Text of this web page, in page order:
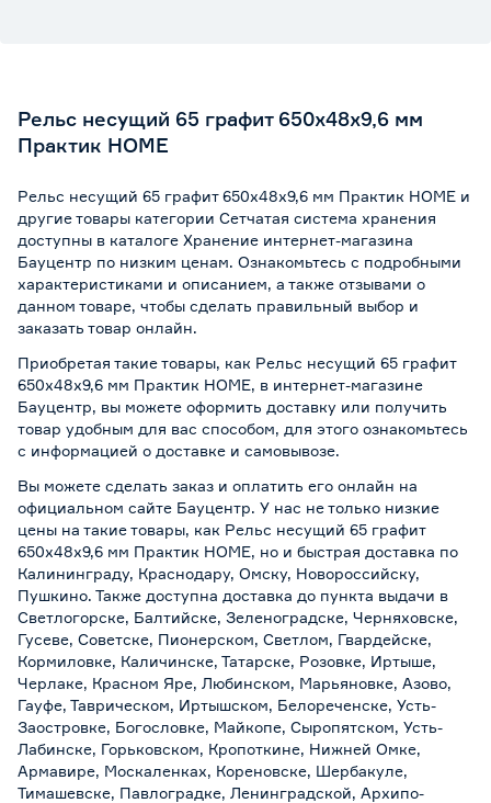
Рельс несущий 65 графит 650х48x9,6 мм
Практик HOME
Рельс несущий 65 графит 650х48x9,6 мм Практик HOME и
другие товары категории Сетчатая система хранения
доступны в каталоге Хранение интернет-магазина
Бауцентр по низким ценам. Ознакомьтесь с подробными
характеристиками и описанием, а также отзывами о
данном товаре, чтобы сделать правильный выбор и
заказать товар онлайн.
Приобретая такие товары, как Рельс несущий 65 графит
650х48x9,6 мм Практик HOME, в интернет-магазине
Бауцентр, вы можете оформить доставку или получить
товар удобным для вас способом, для этого ознакомьтесь
с информацией о доставке и самовывозе.
Вы можете сделать заказ и оплатить его онлайн на
официальном сайте Бауцентр. У нас не только низкие
цены на такие товары, как Рельс несущий 65 графит
650х48x9,6 мм Практик HOME, но и быстрая доставка по
Калининграду, Краснодару, Омску, Новороссийску,
Пушкино. Также доступна доставка до пункта выдачи в
Светлогорске, Балтийске, Зеленоградске, Черняховске,
Гусеве, Советске, Пионерском, Светлом, Гвардейске,
Кормиловке, Каличинске, Татарске, Розовке, Иртыше,
Черлаке, Красном Яре, Любинском, Марьяновке, Азово,
Гауфе, Таврическом, Иртышском, Белореченске, Усть-
Заостровке, Богословке, Майкопе, Сыропятском, Усть-
Лабинске, Горьковском, Кропоткине, Нижней Омке,
Армавире, Москаленках, Кореновске, Шербакуле,
Тимашевске, Павлоградке, Ленинградской, Архипо-